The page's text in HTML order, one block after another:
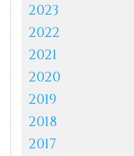
2023
2022
2021
2020
2019
2018
2017